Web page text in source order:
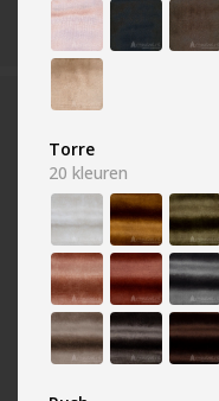
Torre
20 kleuren
Woonkamers
Banken
Kasten
Stoelen
Tafels
Fauteuils
Meubel outlet!
Boxsprings
Budget woonkamers